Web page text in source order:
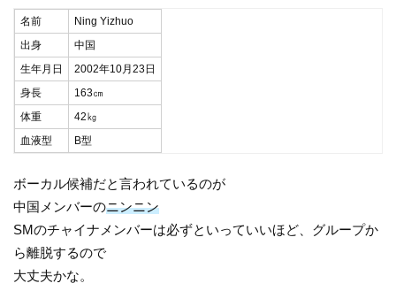
名前
Ning Yizhuo
出身
中国
生年月日
2002年10月23日
身長
163㎝
体重
42㎏
血液型
B型
ボーカル候補だと言われているのが
中国メンバーのニンニン
SMのチャイナメンバーは必ずといっていいほど、グループか
ら離脱するので
大丈夫かな。